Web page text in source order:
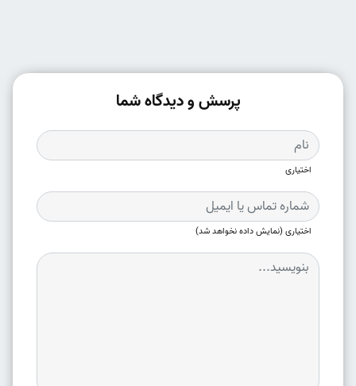
پرسش و دیدگاه شما
اختیاری
اختیاری (نمایش داده نخواهد شد)